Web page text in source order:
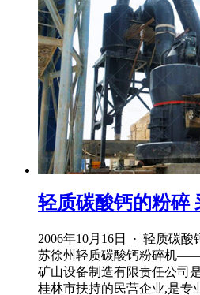
轻质碳酸钙的粉碎
2006年10月16日 · 轻质碳
苏徐州轻质碳酸钙粉碎机
矿山设备制造有限责任公司
桂林市扶持的民营企业,是专